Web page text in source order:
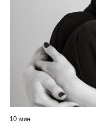
10 мин